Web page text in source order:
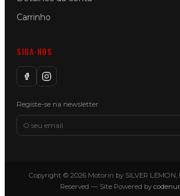
Carrinho
SIGA-NOS
Registe-se na newsletter
Copyright © 2026 Motorin by SILVER
Reserved — Site Powered by